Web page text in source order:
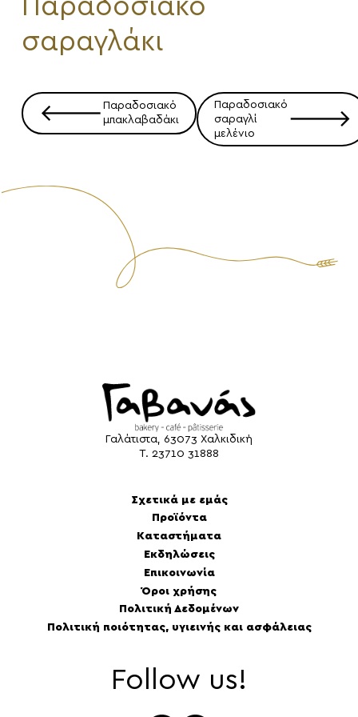
Παραδοσιακό
σαραγλάκι
Πλοήγηση
άρθρων
🡐 Παραδοσιακό
μπακλαβαδάκι
Παραδοσιακό
σαραγλί
μελένιο
🡒
Σχετικά με εμάς
Προϊόντα
Καταστήματα
Εκδηλώσεις
Επικοινωνία
Όροι χρήσης
Πολιτική Δεδομένων
Πολιτική ποιότητας, υγιεινής και ασφάλειας
Γαλάτιστα, 63073 Χαλκιδική
Τ. 23710 31888
Follow us!